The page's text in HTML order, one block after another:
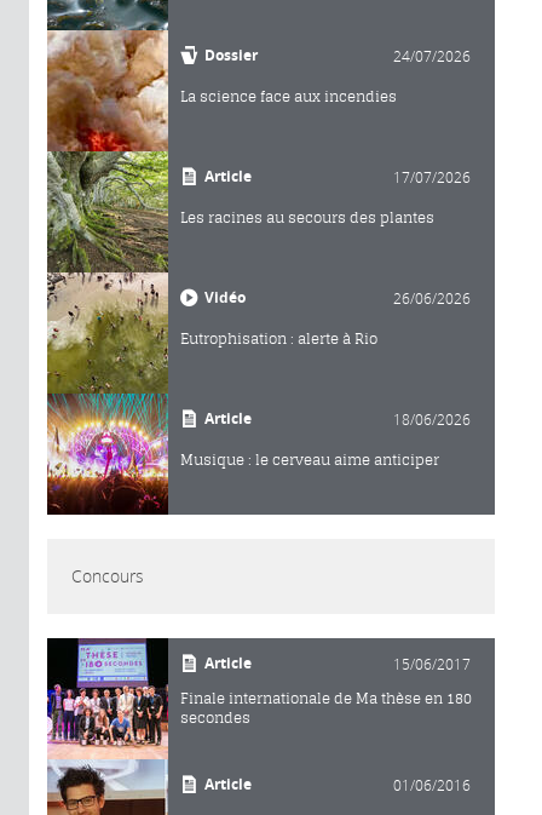
Dossier 24/07/2026
La science face aux incendies
Article 17/07/2026
Les racines au secours des plantes
Vidéo 26/06/2026
Eutrophisation : alerte à Rio
Article 18/06/2026
Musique : le cerveau aime anticiper
Concours
Article 15/06/2017
Finale internationale de Ma thèse en 180
secondes
Article 01/06/2016